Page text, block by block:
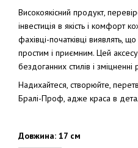
Високоякісний продукт,
інвестиція в якість і комфорт
фахівці-початківці виявлять,
простим і приємним. Цей
бездоганних стилів і
Надихайтеся, створюйте,
Бралі-Проф, адже краса в
Довжина: 17 см